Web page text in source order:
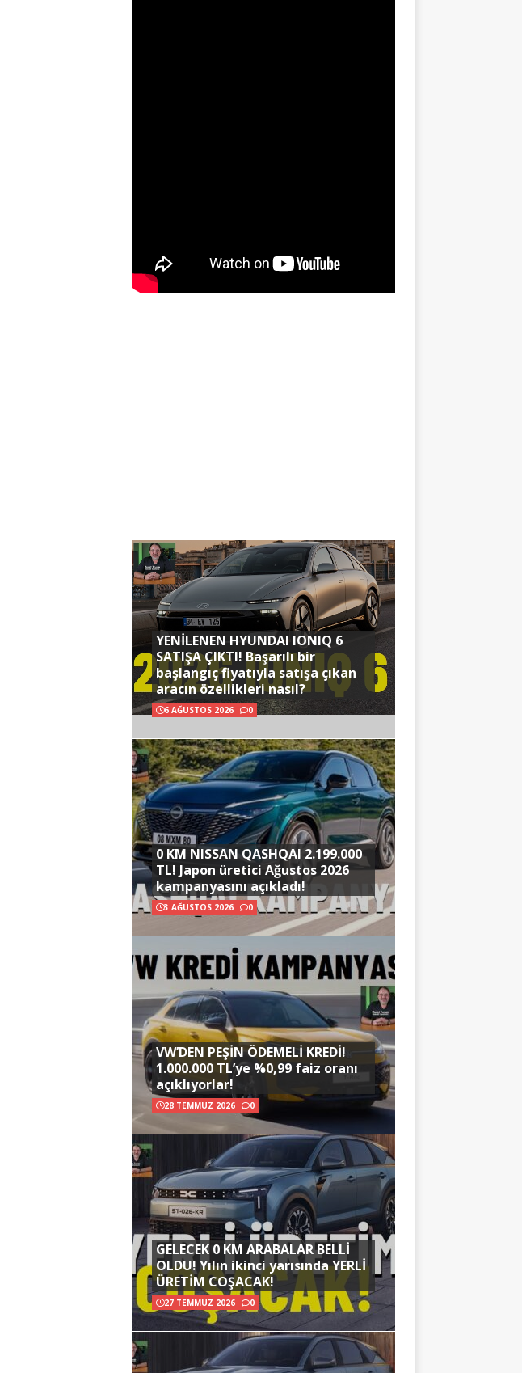
YENİLENEN HYUNDAI IONIQ 6
SATIŞA ÇIKTI! Başarılı bir
başlangıç fiyatıyla satışa çıkan
aracın özellikleri nasıl?
6 AĞUSTOS 2026 0
0 KM NISSAN QASHQAI 2.199.000
TL! Japon üretici Ağustos 2026
kampanyasını açıkladı!
3 AĞUSTOS 2026 0
VW’DEN PEŞİN ÖDEMELİ KREDİ!
1.000.000 TL’ye %0,99 faiz oranı
açıklıyorlar!
28 TEMMUZ 2026 0
GELECEK 0 KM ARABALAR BELLİ
OLDU! Yılın ikinci yarısında YERLİ
ÜRETİM COŞACAK!
27 TEMMUZ 2026 0